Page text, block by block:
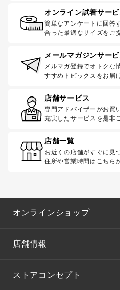
オンライン試着サー
簡単なアンケートに回答
合った最適なサイズをご
メールマガジンサー
メルマガ登録でオトクな
すすめトピックスをお届
店舗サービス
専門アドバイザーがお買
充実したサービスを是非
店舗一覧
お近くの店舗がすぐに見
住所や営業時間はこちら
オンラインショップ
店舗情報
ストアコンセプト